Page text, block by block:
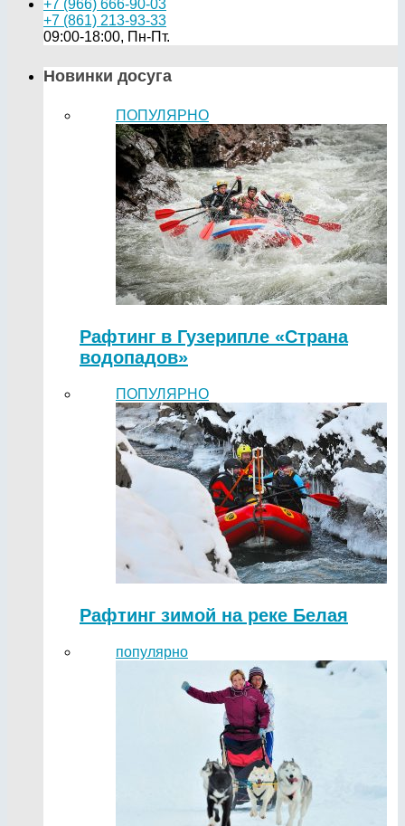
+7 (966) 666-90-03
+7 (861) 213-93-33
09:00-18:00, Пн-Пт.
Новинки досуга
ПОПУЛЯРНО
Рафтинг в Гузерипле «Страна
водопадов»
ПОПУЛЯРНО
Рафтинг зимой на реке Белая
популярно